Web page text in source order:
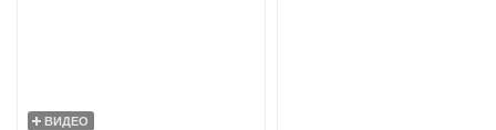
ВИДЕО